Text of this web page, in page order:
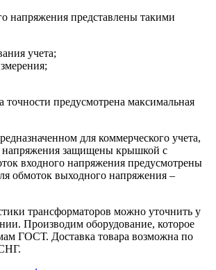
напряжения представлены такими
учета;
точности предусмотрена максимальная
для коммерческого учета,
напряжения защищены крышкой с
входного напряжения предусмотрены
обмоток выходного напряжения –
трансформаторов можно уточнить у
Производим оборудование, которое
ГОСТ. Доставка товара возможна по